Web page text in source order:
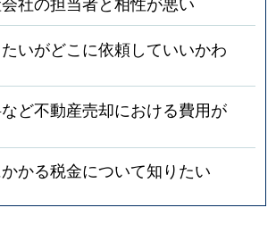
いがどこに依頼していいかわ
ど不動産売却における費用が
かる税金について知りたい